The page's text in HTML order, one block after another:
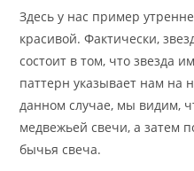
Здесь у нас пример
красивой. Фактически,
состоит в том, что звезда
паттерн указывает нам на
данном случае, мы видим,
медвежьей свечи, а затем
бычья свеча.